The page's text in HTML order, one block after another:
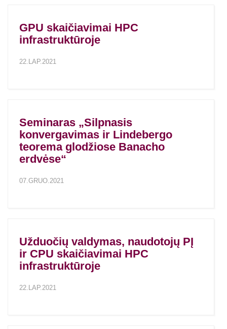
GPU skaičiavimai HPC
infrastruktūroje
22.LAP.2021
Seminaras „Silpnasis
konvergavimas ir Lindebergo
teorema glodžiose Banacho
erdvėse“
07.GRUO.2021
Užduočių valdymas, naudotojų PĮ
ir CPU skaičiavimai HPC
infrastruktūroje
22.LAP.2021